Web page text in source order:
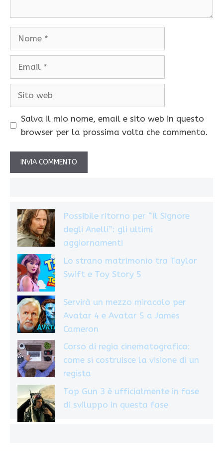
Salva il mio nome, email e sito web in questo
browser per la prossima volta che commento.
Possibile ritorno per “Il Signore
degli Anelli”: gli ultimi
aggiornamenti
Lo strano matrimonio tra Taylor
Swift e Toy Story 5
Servirà un mezzo miracolo per
Avatar 4 e Avatar 5 a James
Cameron
Corso di regia cinematografica:
come si costruisce la visione di un
regista
Top Gun 3 è ufficialmente in fase
di sviluppo in questa fase